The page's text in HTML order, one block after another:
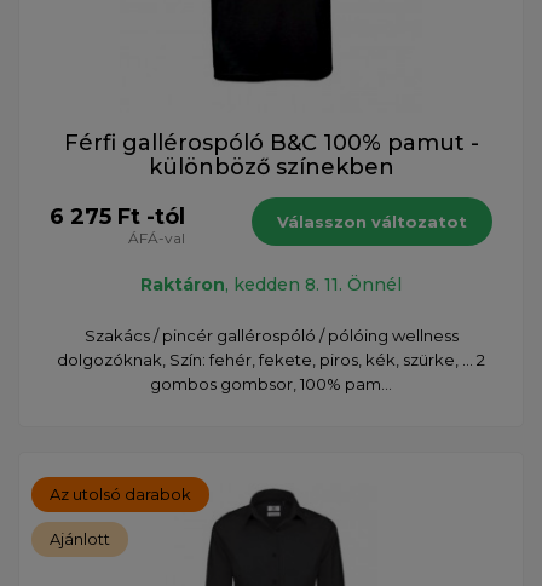
Férfi gallérospóló B&C 100% pamut -
különböző színekben
6 275 Ft -tól
ÁFÁ-val
Válasszon változatot
Raktáron, kedden 8. 11. Önnél
Szakács / pincér gallérospóló / pólóing wellness
dolgozóknak, Szín: fehér, fekete, piros, kék, szürke, ... 2
gombos gombsor, 100% pam...
Az utolsó darabok
Ajánlott